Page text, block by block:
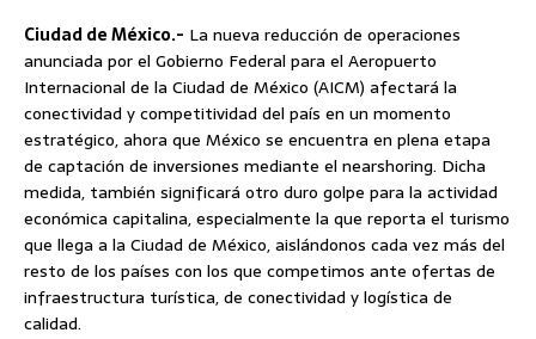
Ciudad de México.- La nueva reducción de operaciones
anunciada por el Gobierno Federal para el Aeropuerto
Internacional de la Ciudad de México (AICM) afectará la
conectividad y competitividad del país en un momento
estratégico, ahora que México se encuentra en plena etapa
de captación de inversiones mediante el nearshoring. Dicha
medida, también significará otro duro golpe para la actividad
económica capitalina, especialmente la que reporta el turismo
que llega a la Ciudad de México, aislándonos cada vez más del
resto de los países con los que competimos ante ofertas de
infraestructura turística, de conectividad y logística de
calidad.